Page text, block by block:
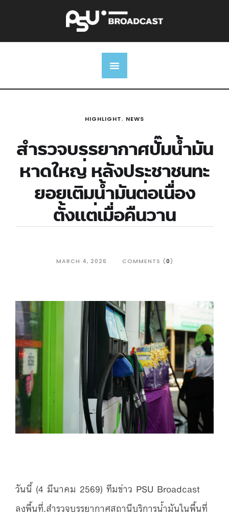
HIGHLIGHT, NEWS
สำรวจบรรยากาศปั๊มน้ำมัน
หาดใหญ่ หลังประชาชนทะ
ยอยเติมน้ำมันต่อเนื่อง
ตั้งแต่เมื่อคืนวาน
MARCH 4, 2026 COMMENTS (0)
วันนี้ (4 มีนาคม 2569) ทีมข่าว PSU Broadcast
ลงพื้นที่.สำรวจบรรยากาศสถานีบริการน้ำมันในพื้นที่